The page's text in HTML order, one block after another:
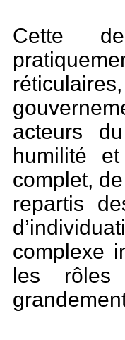
Cette
acteurs
humilité
complet,
repartis
complexe
les rôles